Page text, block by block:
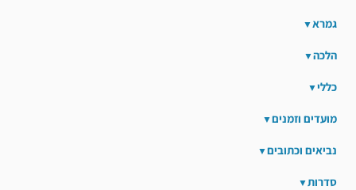
גמרא
הלכה
כללי
מועדים וזמנים
נביאים וכתובים
סדרות